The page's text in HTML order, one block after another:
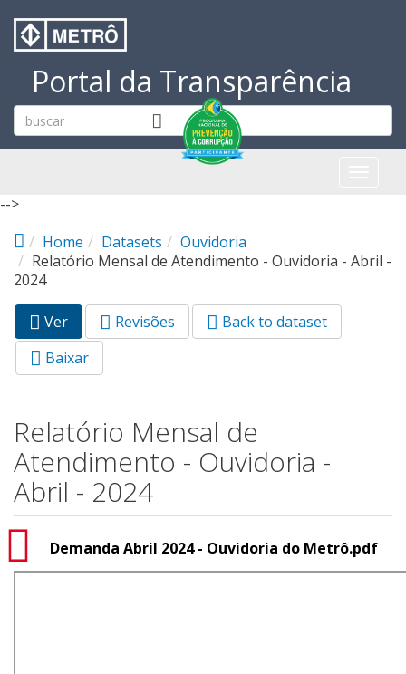
Portal da Transparência
-->
Home
Datasets
Ouvidoria
Relatório Mensal de Atendimento - Ouvidoria - Abril -
2024
Abas primárias
Ver
ativa)
Revisões
Back to dataset
Baixar
Relatório Mensal de
Atendimento - Ouvidoria -
Abril - 2024
Demanda Abril 2024 - Ouvidoria do Metrô.pdf